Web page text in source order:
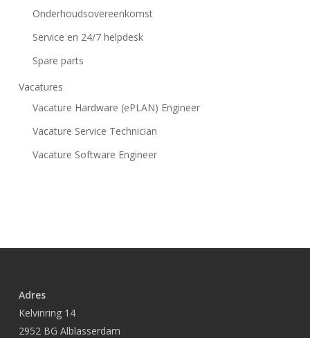
Onderhoudsovereenkomst
Service en 24/7 helpdesk
Spare parts
Vacatures
Vacature Hardware (ePLAN) Engineer
Vacature Service Technician
Vacature Software Engineer
Adres
Kelvinring 14
2952 BG Alblasserdam